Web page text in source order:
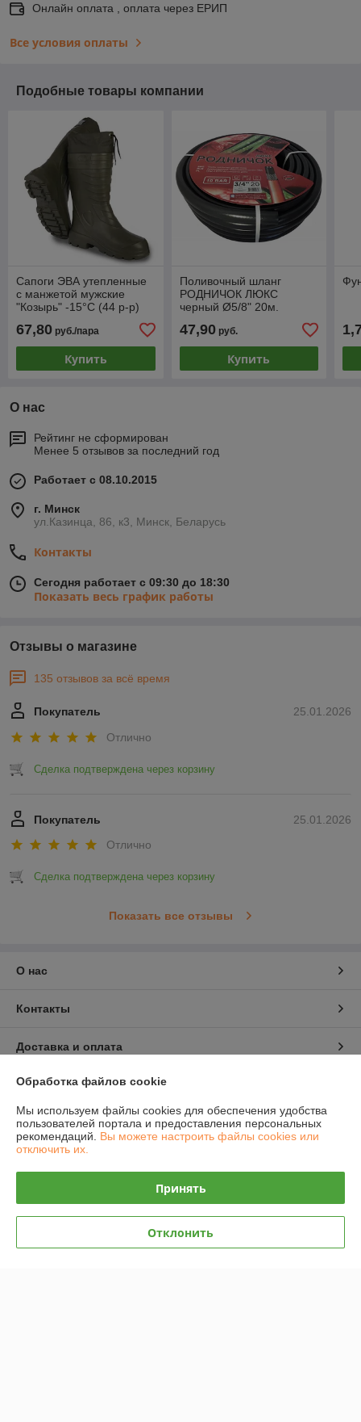
Онлайн оплата , оплата через ЕРИП
Все условия оплаты
Подобные товары компании
Сапоги ЭВА утепленные
с манжетой мужские
"Козырь" -15°С (44 р-р)
67,80 руб./пара
Купить
Поливочный шланг
РОДНИЧОК ЛЮКС
черный Ø5/8" 20м.
47,90руб.
Купить
О нас
Рейтинг не сформирован
Менее 5 отзывов за последний год
Работает с 08.10.2015
г. Минск
ул.Казинца, 86, к3, Минск, Беларусь
Контакты
Сегодня работает с 09:30 до 18:30
Показать весь график работы
Отзывы о магазине
135 отзывов за всё время
25.01.2026
Покупатель
Отлично
Сделка подтверждена через корзину
25.01.2026
Покупатель
Отлично
Сделка подтверждена через корзину
Показать все отзывы
О нас
Контакты
Доставка и оплата
График работы
Полная версия сайта
Сайт создан на платформе Deal.by
Обработка файлов cookie
Мы используем файлы cookies для обеспечения удобства
пользователей портала и предоставления персональных
рекомендаций. Вы можете настроить файлы cookies или
отключить их.
Принять
Отклонить